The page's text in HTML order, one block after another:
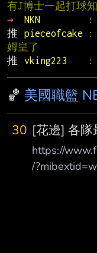
有J博士一起打球
→
NKN :
推
pieceofcake
:
姆皇了
推
vking223 :
🏀 美國職籃
30 [花邊] 各
https://
/